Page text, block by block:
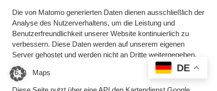
Die von Matomo generierten Daten dienen ausschließlich der
Analyse des Nutzerverhaltens, um die Leistung und
Benutzerfreundlichkeit unserer Website kontinuierlich zu
verbessern. Diese Daten werden auf unserem eigenen
Server gehostet und werden nicht an Dritte weitergegeben.
(6.3) Maps DE